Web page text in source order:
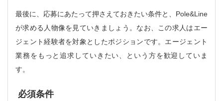
最後に、応募にあたって押さえておきたい条件と、Pole&Line
が求める人物像を見ていきましょう。なお、この求人はエー
ジェント経験者を対象としたポジションです。エージェント
業務をもっと追求していきたい、という方を歓迎していま
す。
必須条件